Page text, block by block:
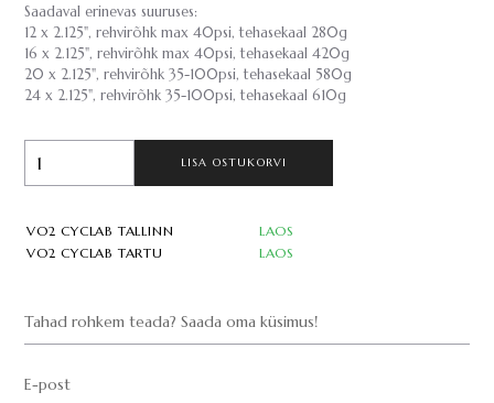
Saadaval erinevas suuruses:
12 x 2.125", rehvirõhk max 40psi, tehasekaal 280g
16 x 2.125", rehvirõhk max 40psi, tehasekaal 420g
20 x 2.125", rehvirõhk 35-100psi, tehasekaal 580g
24 x 2.125", rehvirõhk 35-100psi, tehasekaal 610g
LISA OSTUKORVI
VO2 CYCLAB TALLINN
LAOS
VO2 CYCLAB TARTU
LAOS
Tahad rohkem teada? Saada oma küsimus!
E-post